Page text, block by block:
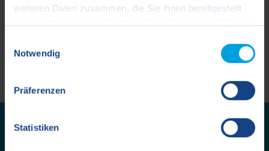
weiteren Daten zusammen, die Sie ihnen bereitgestellt
Drittanbieter (z.B. Google Ireland Limited) eine
werden kann
Notwendig
Präferenzen
Statistiken
markieren
Sie suchen Ihr neues Zuhause?